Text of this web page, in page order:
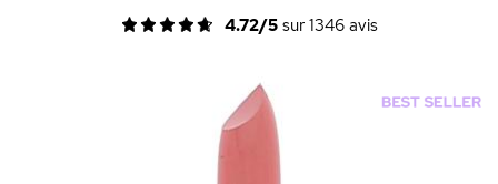
4.72/5sur 1346avis